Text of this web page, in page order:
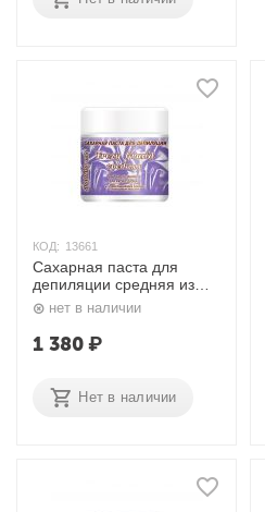
КОД: 13661
Сахарная паста для
депиляции средняя из
тростникового сахара с
кокосовым маслом 1500
мл. Frezy Gran'd
нет в наличии
1 380₽
Нет в наличии